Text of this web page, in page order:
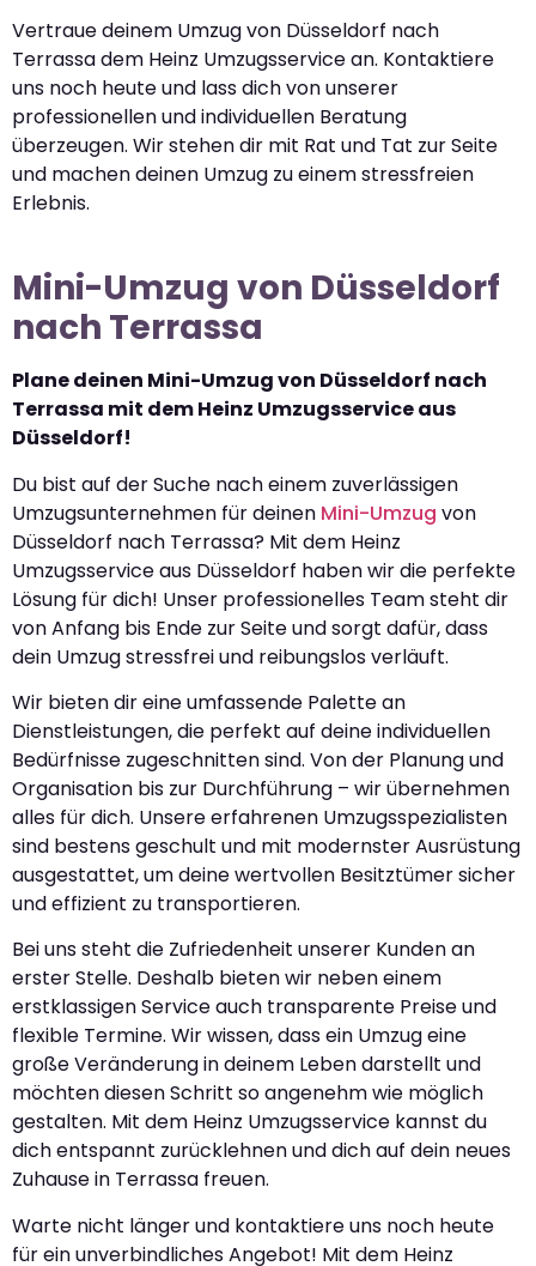
Vertraue deinem Umzug von Düsseldorf nach
Terrassa dem Heinz Umzugsservice an. Kontaktiere
uns noch heute und lass dich von unserer
professionellen und individuellen Beratung
überzeugen. Wir stehen dir mit Rat und Tat zur Seite
und machen deinen Umzug zu einem stressfreien
Erlebnis.
Mini-Umzug von Düsseldorf
nach Terrassa
Plane deinen Mini-Umzug von Düsseldorf nach
Terrassa mit dem Heinz Umzugsservice aus
Düsseldorf!
Du bist auf der Suche nach einem zuverlässigen
Umzugsunternehmen für deinen Mini-Umzug von
Düsseldorf nach Terrassa? Mit dem Heinz
Umzugsservice aus Düsseldorf haben wir die perfekte
Lösung für dich! Unser professionelles Team steht dir
von Anfang bis Ende zur Seite und sorgt dafür, dass
dein Umzug stressfrei und reibungslos verläuft.
Wir bieten dir eine umfassende Palette an
Dienstleistungen, die perfekt auf deine individuellen
Bedürfnisse zugeschnitten sind. Von der Planung und
Organisation bis zur Durchführung – wir übernehmen
alles für dich. Unsere erfahrenen Umzugsspezialisten
sind bestens geschult und mit modernster Ausrüstung
ausgestattet, um deine wertvollen Besitztümer sicher
und effizient zu transportieren.
Bei uns steht die Zufriedenheit unserer Kunden an
erster Stelle. Deshalb bieten wir neben einem
erstklassigen Service auch transparente Preise und
flexible Termine. Wir wissen, dass ein Umzug eine
große Veränderung in deinem Leben darstellt und
möchten diesen Schritt so angenehm wie möglich
gestalten. Mit dem Heinz Umzugsservice kannst du
dich entspannt zurücklehnen und dich auf dein neues
Zuhause in Terrassa freuen.
Warte nicht länger und kontaktiere uns noch heute
für ein unverbindliches Angebot! Mit dem Heinz